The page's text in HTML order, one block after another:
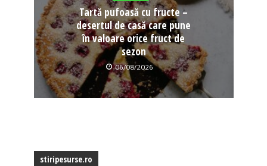
Tartă pufoasă cu fructe –
desertul de casă care pune
în valoare orice fruct de
sezon
06/08/2026
stiripesurse.ro